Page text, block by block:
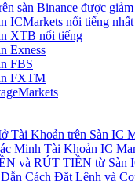
sàn Binance được
ICMarkets nổi tiếng
XTB nổi tiếng
Exness
FBS
FXTM
Tài Khoản trên Sàn IC
Minh Tài Khoản IC
và RÚT TIỀN từ Sàn
Cách Đặt Lệnh và